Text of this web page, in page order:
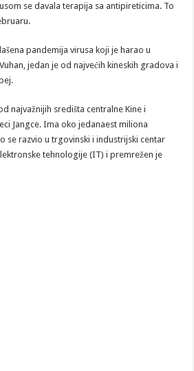
se davala terapija sa antipireticima. To
pandemija virusa koji je harao u
jedan je od najvećih kineskih gradova i
najvažnijih središta centralne Kine i
Jangce. Ima oko jedanaest miliona
se razvio u trgovinski i industrijski centar
tehnologije (IT) i premrežen je